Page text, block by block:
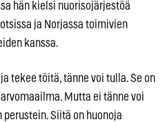
hän kielsi nuorisojärjestöä
ja Norjassa toimivien
kanssa.
tekee töitä, tänne voi tulla. Se on
Mutta ei tänne voi
Siitä on huonoja